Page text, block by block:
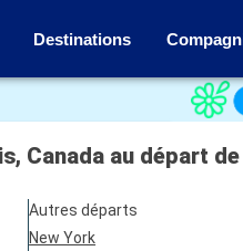
Destinations
Canada au départ
Autres départs
New York